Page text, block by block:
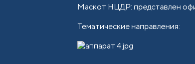
Маскот НЦДР: представлен
Тематические направления: